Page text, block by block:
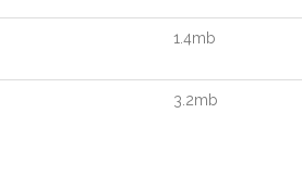
1.4mb
3.2mb